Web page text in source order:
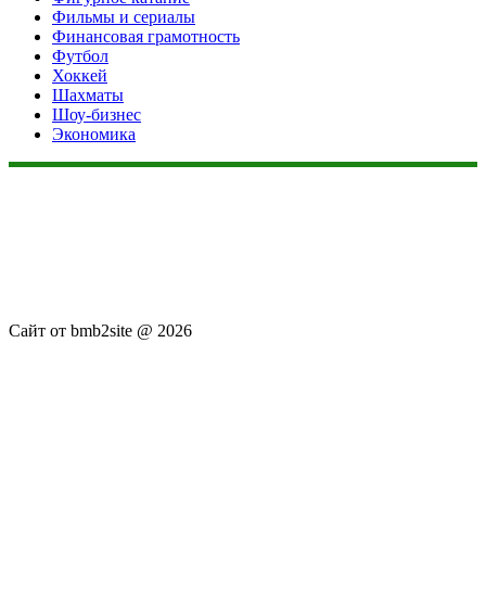
Фильмы и сериалы
Финансовая грамотность
Футбол
Хоккей
Шахматы
Шоу-бизнес
Экономика
Сайт от bmb2site @ 2026